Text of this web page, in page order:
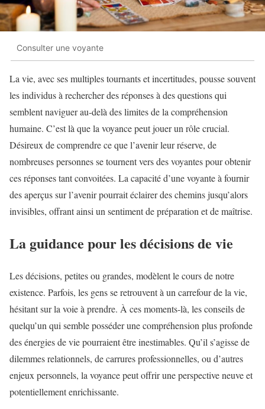
Consulter une voyante
La vie, avec ses multiples tournants et incertitudes, pousse souvent
les individus à rechercher des réponses à des questions qui
semblent naviguer au-delà des limites de la compréhension
humaine. C’est là que la voyance peut jouer un rôle crucial.
Désireux de comprendre ce que l’avenir leur réserve, de
nombreuses personnes se tournent vers des voyantes pour obtenir
ces réponses tant convoitées. La capacité d’une voyante à fournir
des aperçus sur l’avenir pourrait éclairer des chemins jusqu’alors
invisibles, offrant ainsi un sentiment de préparation et de maîtrise.
La guidance pour les décisions de vie
Les décisions, petites ou grandes, modèlent le cours de notre
existence. Parfois, les gens se retrouvent à un carrefour de la vie,
hésitant sur la voie à prendre. À ces moments-là, les conseils de
quelqu’un qui semble posséder une compréhension plus profonde
des énergies de vie pourraient être inestimables. Qu’il s’agisse de
dilemmes relationnels, de carrures professionnelles, ou d’autres
enjeux personnels, la voyance peut offrir une perspective neuve et
potentiellement enrichissante.